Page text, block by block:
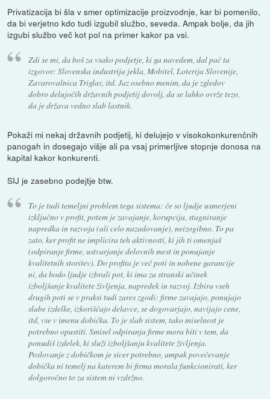
Privatizacija bi šla v smer optimizacije proizvodnje, kar bi pomenilo,
da bi verjetno kdo tudi izgubil službo, seveda. Ampak bolje, da jih
izgubi službo več kot pol na primer kakor pa vsi.
Zdi se mi, da boš za vsako podjetje, ki ga navedem, dal pač ta
izgovor: Slovenska industrija jekla, Mobitel, Loterija Slovenije,
Zavarovalnica Triglav, itd. Jaz osebno menim, da je zgledov
dobro delujočih državnih podjetij dovolj, da se lahko ovrže tezo,
da je država vedno slab lastnik.
Pokaži mi nekaj državnih podjetij, ki delujejo v visokokonkurenčnih
panogah in dosegajo višje ali pa vsaj primerljive stopnje donosa na
kapital kakor konkurenti.
SIJ je zasebno podejtje btw.
To je tudi temeljni problem tega sistema: če so ljudje usmerjeni
izključno v profit, potem je zavajanje, korupcija, stagniranje
napredka in razvoja (ali celo nazadovanje), neizogibno. To pa
zato, ker profit ne implicira teh aktivnosti, ki jih ti omenjaš
(odpiranje firme, ustvarjanje delovnih mest in ponujanje
kvalitetnih storitev). Do profita je več poti in nobene garancije
ni, da bodo ljudje izbrali pot, ki ima za stranski učinek
izboljšanje kvalitete življenja, napredek in razvoj. Izbira vseh
drugih poti se v praksi tudi zares zgodi: firme zavajajo, ponujajo
slabe izdelke, izkoriščajo delavce, se dogovarjajo, navijajo cene,
itd, vse v imenu dobička. To je slab sistem, tako miselnost je
potrebno opustiti. Smisel odpiranja firme mora biti v tem, da
ponudiš izdelek, ki služi izboljšanju kvalitete življenja.
Poslovanje z dobičkom je sicer potrebno, ampak povečevanje
dobička ni temelj na katerem bi firma morala funkcionirati, ker
dolgoročno to za sistem ni vzdržno.